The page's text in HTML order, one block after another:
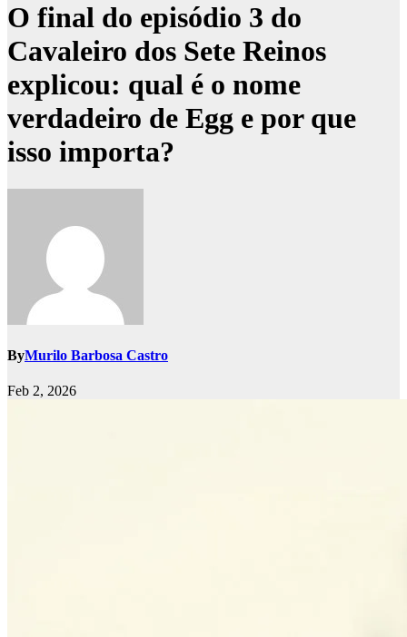
O final do episódio 3 do
Cavaleiro dos Sete Reinos
explicou: qual é o nome
verdadeiro de Egg e por que
isso importa?
ByMurilo Barbosa Castro
Feb 2, 2026